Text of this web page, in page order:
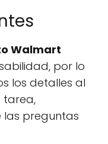
Walmart
por lo
los detalles al
tarea,
las preguntas